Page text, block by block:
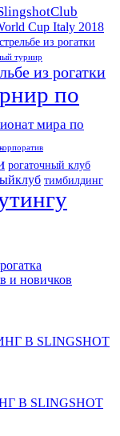
Cup Italy 2018
из рогатки
турнир
из рогатки
по
мира по
корпоратив
рогаточный клуб
тимбилдинг
и новичков
В SLINGSHOT
В SLINGSHOT